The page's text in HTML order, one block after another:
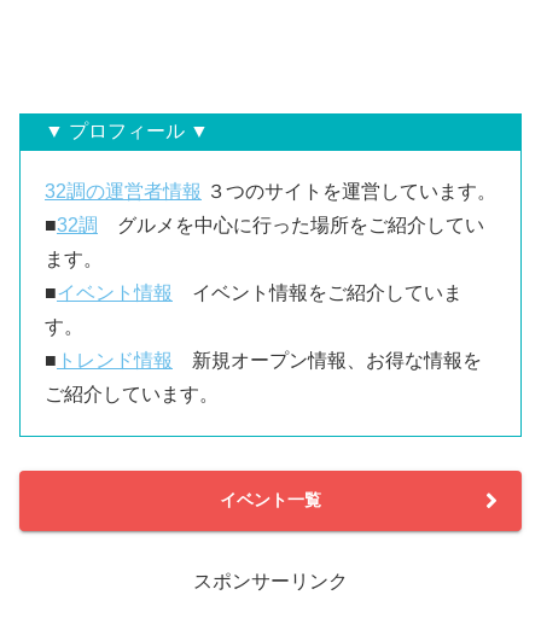
▼ プロフィール ▼
32調の運営者情報 ３つのサイトを運営しています。
■32調
グルメを中心に行った場所をご紹介してい
ます。
■イベント情報
イベント情報をご紹介していま
す。
■ トレンド情報
新規オープン情報、お得な情報を
ご紹介しています。
イベント一覧
スポンサーリンク